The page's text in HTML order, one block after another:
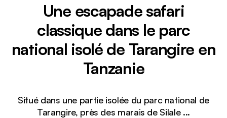
Une escapade safari
classique dans le parc
national isolé de Tarangire en
Tanzanie
Situé dans une partie isolée du parc national de
Tarangire, près des marais de Silale ...